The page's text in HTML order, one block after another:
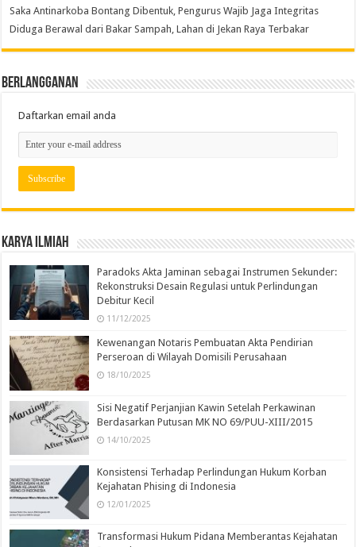
Saka Antinarkoba Bontang Dibentuk, Pengurus Wajib Jaga Integritas
Diduga Berawal dari Bakar Sampah, Lahan di Jekan Raya Terbakar
Berlangganan
Daftarkan email anda
Karya Ilmiah
Paradoks Akta Jaminan sebagai Instrumen Sekunder:
Rekonstruksi Desain Regulasi untuk Perlindungan
Debitur Kecil
11/12/2025
Kewenangan Notaris Pembuatan Akta Pendirian
Perseroan di Wilayah Domisili Perusahaan
18/10/2025
Sisi Negatif Perjanjian Kawin Setelah Perkawinan
Berdasarkan Putusan MK NO 69/PUU-XIII/2015
14/10/2025
Konsistensi Terhadap Perlindungan Hukum Korban
Kejahatan Phising di Indonesia
12/01/2025
Transformasi Hukum Pidana Memberantas Kejahatan